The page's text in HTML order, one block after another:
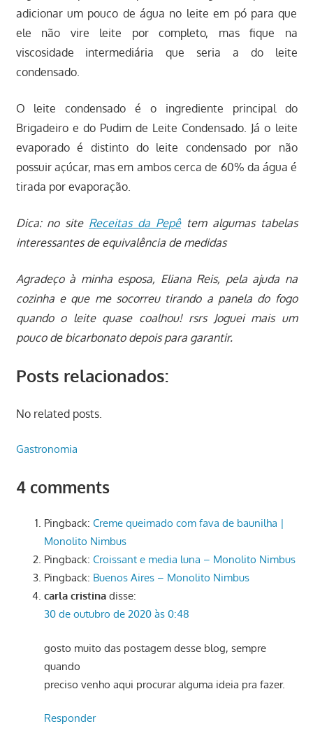
adicionar um pouco de água no leite em pó para que
ele não vire leite por completo, mas fique na
viscosidade intermediária que seria a do leite
condensado.
O leite condensado é o ingrediente principal do
Brigadeiro e do Pudim de Leite Condensado. Já o leite
evaporado é distinto do leite condensado por não
possuir açúcar, mas em ambos cerca de 60% da água é
tirada por evaporação.
Dica: no site Receitas da Pepêtem algumas tabelas
interessantes de equivalência de medidas
Agradeço à minha esposa, Eliana Reis, pela ajuda na
cozinha e que me socorreu tirando a panela do fogo
quando o leite quase coalhou! rsrs Joguei mais um
pouco de bicarbonato depois para garantir.
Posts relacionados:
No related posts.
Gastronomia
4 comments
Pingback: Creme queimado com fava de baunilha |
Monolito Nimbus
Pingback: Croissant e media luna – Monolito Nimbus
Pingback: Buenos Aires – Monolito Nimbus
carla cristina disse:
30 de outubro de 2020 às 0:48
gosto muito das postagem desse blog, sempre
quando
preciso venho aqui procurar alguma ideia pra fazer.
Responder